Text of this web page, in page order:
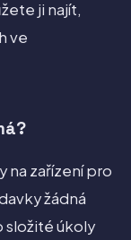
ji najít,
ve
zařízení pro
žádná
složité úkoly